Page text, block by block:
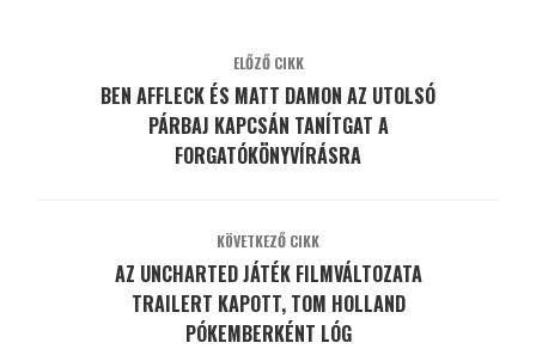
ELŐZŐ CIKK
BEN AFFLECK ÉS MATT DAMON AZ UTOLSÓ
PÁRBAJ KAPCSÁN TANÍTGAT A
FORGATÓKÖNYVÍRÁSRA
KÖVETKEZŐ CIKK
AZ UNCHARTED JÁTÉK FILMVÁLTOZATA
TRAILERT KAPOTT, TOM HOLLAND
PÓKEMBERKÉNT LÓG